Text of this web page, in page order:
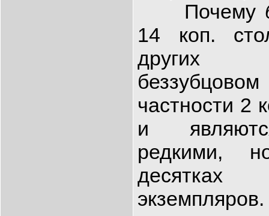
Почему
14 коп.
других
частности 2
и
редкими,
экземпляров.